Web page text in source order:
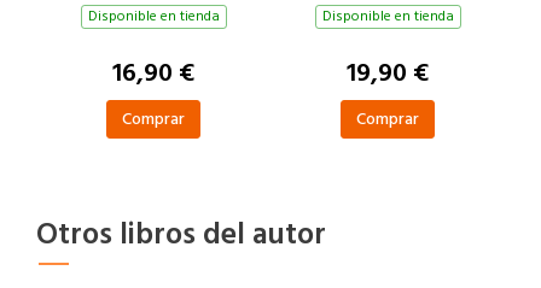
Disponible en tienda
16,90 €
Comprar
Disponible en tienda
19,90 €
Comprar
Otros libros del autor